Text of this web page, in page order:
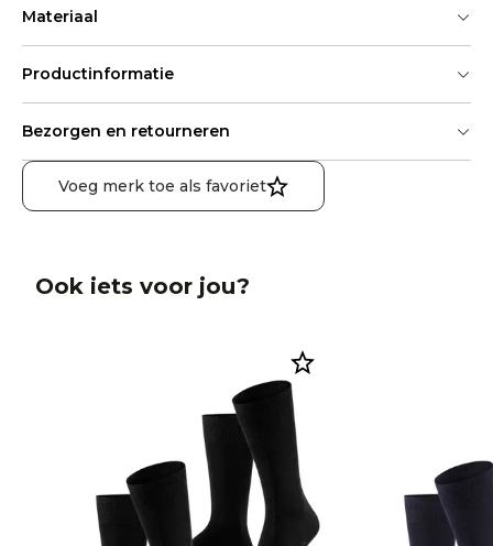
Materiaal
Productinformatie
Bezorgen en retourneren
Voeg merk toe als favoriet
Ook iets voor jou?